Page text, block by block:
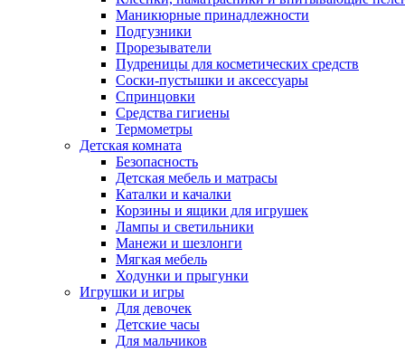
Маникюрные принадлежности
Подгузники
Прорезыватели
Пудреницы для косметических средств
Соски-пустышки и аксессуары
Спринцовки
Средства гигиены
Термометры
Детская комната
Безопасность
Детская мебель и матрасы
Каталки и качалки
Корзины и ящики для игрушек
Лампы и светильники
Манежи и шезлонги
Мягкая мебель
Ходунки и прыгунки
Игрушки и игры
Для девочек
Детские часы
Для мальчиков